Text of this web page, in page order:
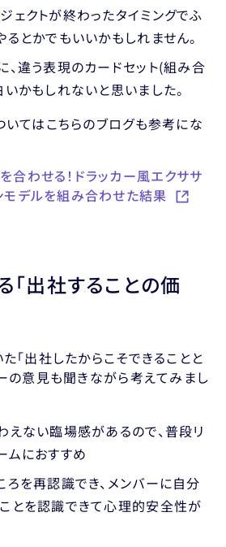
ェクトが終わったタイミングでふ
るとかでもいいかもしれません。
、違う表現のカードセット(組み合
かもしれないと思いました。
いてはこちらのブログも参考にな
合わせる！ドラッカー風エクササ
モデルを組み合わせた結果
「出社することの価
「出社したからこそできることと
ーの意見も聞きながら考えてみまし
えない臨場感があるので、普段リ
ムにおすすめ
ろを再認識でき、メンバーに自分
とを認識できて心理的安全性が